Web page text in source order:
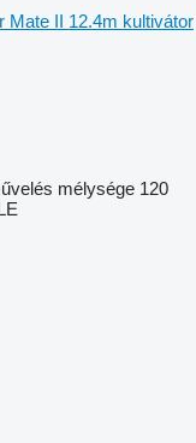
Mate II 12.4m kultivátor
mélysége 120